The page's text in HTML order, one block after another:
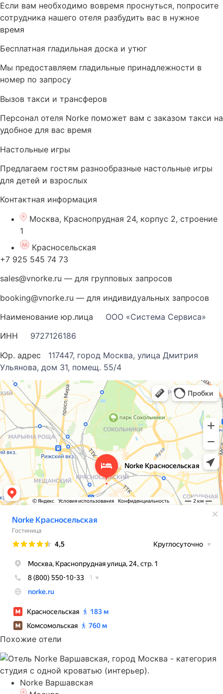
Если вам необходимо вовремя проснуться, попросите
сотрудника нашего отеля разбудить вас в нужное
время
Бесплатная гладильная доска и утюг
Мы предоставляем гладильные принадлежности в
номер по запросу
Вызов такси и трансферов
Персонал отеля Norke поможет вам с заказом такси на
удобное для вас время
Настольные игры
Предлагаем гостям разнообразные настольные игры
для детей и взрослых
Контактная информация
Москва, Краснопрудная 24, корпус 2, строение
1
Красносельская
+7 925 545 74 73
sales@vnorke.ru — для групповых запросов
booking@vnorke.ru — для индивидуальных запросов
Наименование юр.лица ООО «Система Сервиса»
ИНН 9727126186
Юр. адрес 117447, город Москва, улица Дмитрия
Ульянова, дом 31, помещ. 55/4
Похожие отели
Norke Варшавская